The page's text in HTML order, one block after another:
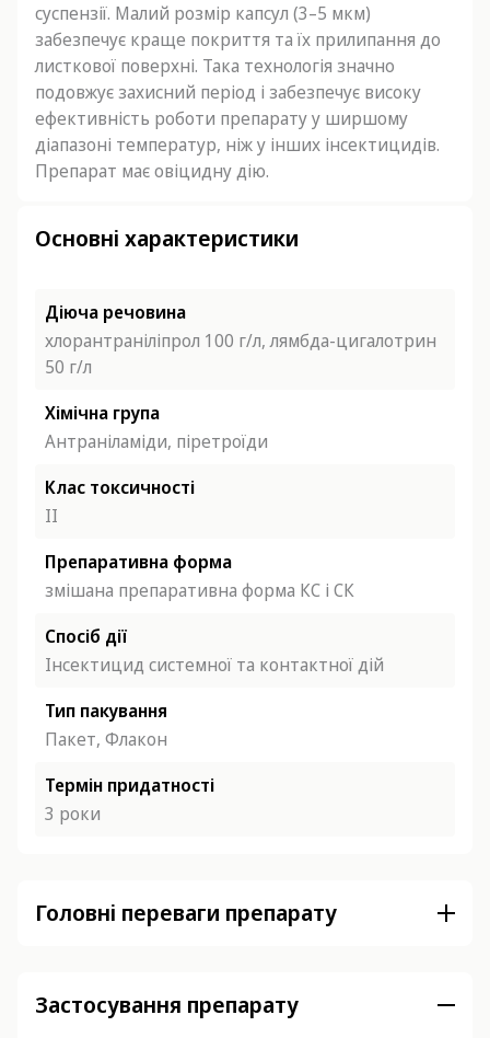
суспензії. Малий розмір капсул (3–5 мкм)
забезпечує краще покриття та їх прилипання до
листкової поверхні. Така технологія значно
подовжує захисний період і забезпечує високу
ефективність роботи препарату у ширшому
діапазоні температур, ніж у інших інсектицидів.
Препарат має овіцидну дію.
Основні характеристики
Діюча речовина
хлорантраніліпрол 100 г/л, лямбда-цигалотрин
50 г/л
Хімічна група
Антраніламіди, піретроїди
Клас токсичності
ІІ
Препаративна форма
змішана препаративна форма КС і СК
Спосіб дії
Інсектицид системної та контактної дій
Тип пакування
Пакет, Флакон
Термін придатності
3 роки
Головні переваги препарату
Застосування препарату